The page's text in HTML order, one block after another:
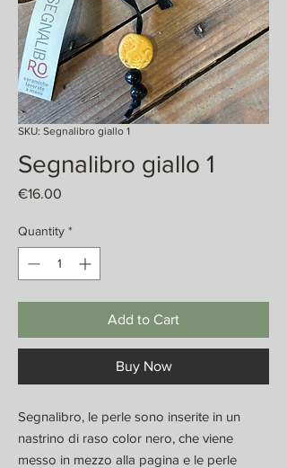
SKU: Segnalibro giallo 1
Segnalibro giallo 1
€16.00
Quantity *
Add to Cart
Buy Now
Segnalibro, le perle sono inserite in un
nastrino di raso color nero, che viene
messo in mezzo alla pagina e le perle